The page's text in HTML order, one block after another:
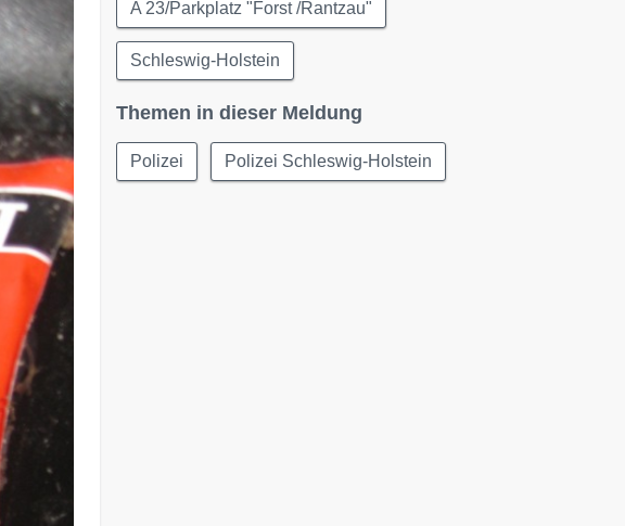
A 23/Parkplatz "Forst /Rantzau"
Schleswig-Holstein
Themen in dieser Meldung
Polizei Polizei Schleswig-Holstein